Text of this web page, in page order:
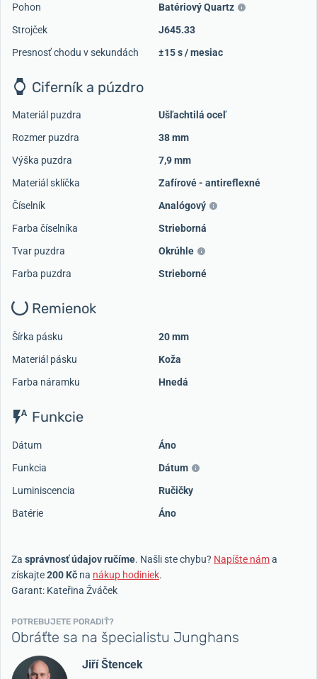
Pohon
Batériový Quartz
Strojček
J645.33
Presnosť chodu v sekundách
±15 s / mesiac
Ciferník a púzdro
Materiál puzdra
Ušľachtilá oceľ
Rozmer puzdra
38 mm
Výška puzdra
7,9 mm
Materiál sklíčka
Zafírové - antireflexné
Číselník
Analógový
Farba číselníka
Strieborná
Tvar puzdra
Okrúhle
Farba puzdra
Strieborné
Remienok
Šírka pásku
20 mm
Materiál pásku
Koža
Farba náramku
Hnedá
Funkcie
Dátum
Áno
Funkcia
Dátum
Luminiscencia
Ručičky
Batérie
Áno
Za správnosť údajov ručíme. Našli ste chybu? Napíšte náma
získajte200 Kč na nákup hodiniek.
Garant: Kateřina Žváček
POTREBUJETE PORADIŤ?
Obráťte sa na špecialistu Junghans
Jiří Štencek